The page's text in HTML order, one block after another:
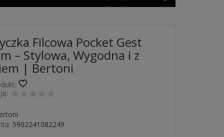
Filcowa Pocket Gest
– Stylowa, Wygodna i z
| Bertoni
5902241082249